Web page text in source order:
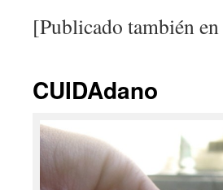
[Publicado también en
CUIDAdano